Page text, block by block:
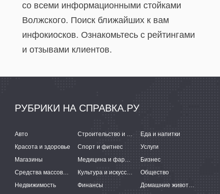
со всеми информационными стойками
Волжского. Поиск ближайших к вам
инфокиосков. Ознакомьтесь с рейтингами
и отзывами клиентов.
РУБРИКИ НА СПРАВКА.РУ
Авто Строительство и ремонт
Еда и напитки
Красота и здоровье
Спорт и фитнес
Услуги
Магазины
Медицина и фармацевтика
Бизнес
Средства массовой информации
Культура и искусство
Общество
Недвижимость
Финансы
Домашние животные